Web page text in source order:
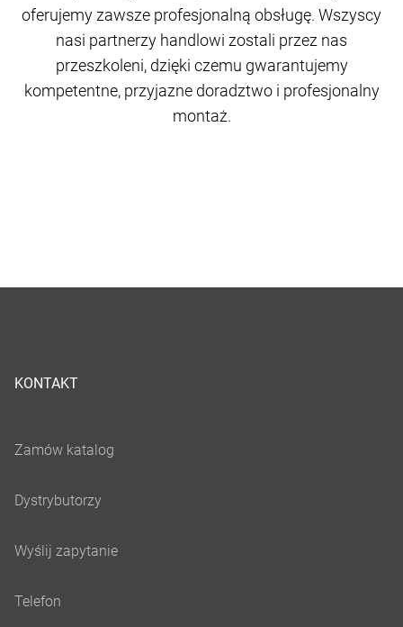
oferujemy zawsze profesjonalną obsługę. Wszyscy
nasi partnerzy handlowi zostali przez nas
przeszkoleni, dzięki czemu gwarantujemy
kompetentne, przyjazne doradztwo i profesjonalny
montaż.
KONTAKT